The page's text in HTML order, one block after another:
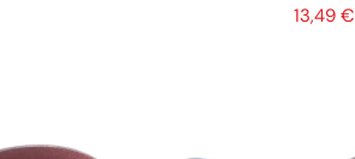
13,49 €